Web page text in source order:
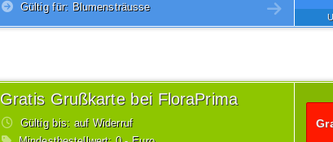
Gültig für: Blumensträusse
Gratis Grußkarte bei FloraPrima
Gültig bis: auf Widerruf